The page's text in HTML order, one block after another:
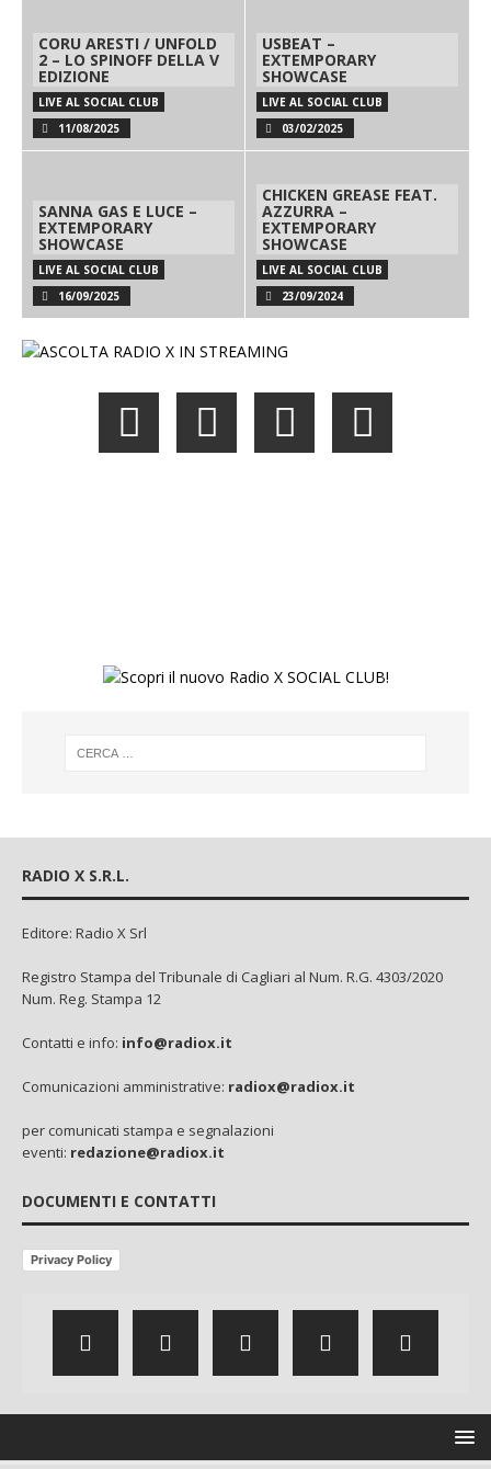
CORU ARESTI / UNFOLD
2 – LO SPINOFF DELLA V
EDIZIONE
LIVE AL SOCIAL CLUB
11/08/2025
USBEAT –
EXTEMPORARY
SHOWCASE
LIVE AL SOCIAL CLUB
03/02/2025
SANNA GAS E LUCE –
EXTEMPORARY
SHOWCASE
LIVE AL SOCIAL CLUB
16/09/2025
CHICKEN GREASE FEAT.
AZZURRA –
EXTEMPORARY
SHOWCASE
LIVE AL SOCIAL CLUB
23/09/2024
RADIO X S.R.L.
Editore: Radio X Srl
Registro Stampa del Tribunale di Cagliari al Num. R.G. 4303/2020
Num. Reg. Stampa 12
Contatti e info: info@radiox.it
Comunicazioni amministrative: radiox@radiox.it
per comunicati stampa e segnalazioni
eventi: redazione@radiox.it
DOCUMENTI E CONTATTI
Privacy Policy